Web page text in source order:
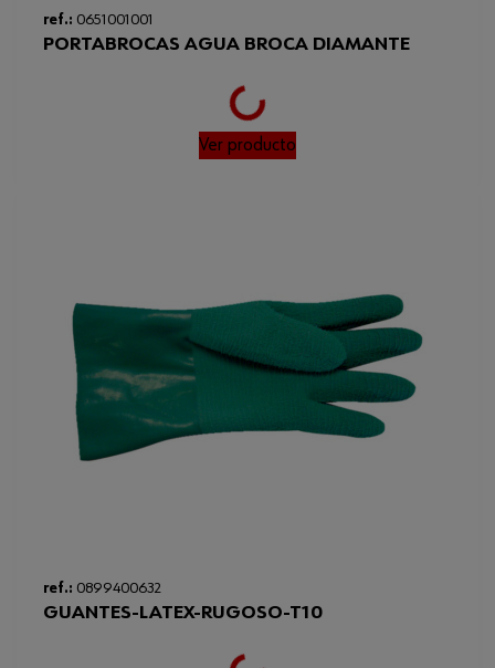
ref.: 0651001001
PORTABROCAS AGUA BROCA DIAMANTE
Loading...
Ver producto
ref.: 0899400632
GUANTES-LATEX-RUGOSO-T10
Loading...